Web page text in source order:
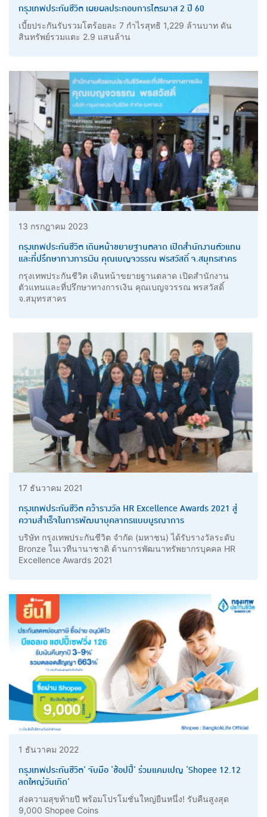
กรุงเทพประกันชีวิต เผยผลประกอบการไตรมาส 2 ปี 60
เบี้ยประกันรับรวมโตร้อยละ 7 กำไรสุทธิ 1,229 ล้านบาท ดัน
สินทรัพย์รวมแตะ 2.9 แสนล้าน
13 กรกฎาคม 2023
กรุงเทพประกันชีวิต เดินหน้าขยายฐานตลาด เปิดสำนักงานตัวแทน
และที่ปรึกษาทางการเงิน คุณเบญจวรรณ พรสวัสดิ์ จ.สมุทรสาคร
กรุงเทพประกันชีวิต เดินหน้าขยายฐานตลาด เปิดสำนักงาน
ตัวแทนและที่ปรึกษาทางการเงิน คุณเบญจวรรณ พรสวัสดิ์
จ.สมุทรสาคร
17 ธันวาคม 2021
กรุงเทพประกันชีวิต คว้ารางวัล HR Excellence Awards 2021 สู่
ความสำเร็จในการพัฒนาบุคลากรแบบบูรณาการ
บริษัท กรุงเทพประกันชีวิต จำกัด (มหาชน) ได้รับรางวัลระดับ
Bronze ในเวทีนานาชาติ ด้านการพัฒนาทรัพยากรบุคคล HR
Excellence Awards 2021
1 ธันวาคม 2022
กรุงเทพประกันชีวิต’ จับมือ ‘ช้อปปี้’ ร่วมแคมเปญ ‘Shopee 12.12
ลดใหญ่วันเกิด’
ส่งความสุขท้ายปี พร้อมโปรโมชั่นใหญ่ยืนหนึ่ง! รับคืนสูงสุด
9,000 Shopee Coins